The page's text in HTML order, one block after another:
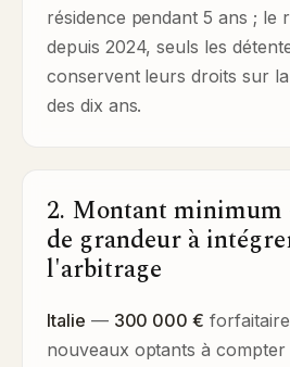
résidence pendant 5 ans ; le
depuis 2024, seuls les
conservent leurs droits sur
des dix ans.
2. Montant
de grandeur à
l'arbitrage
Italie — 300 000 €
nouveaux optants à compter